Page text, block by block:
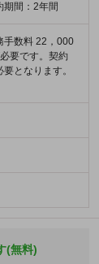
期間：2年間
手数料 22，000
要です。契約
となります。
(無料)